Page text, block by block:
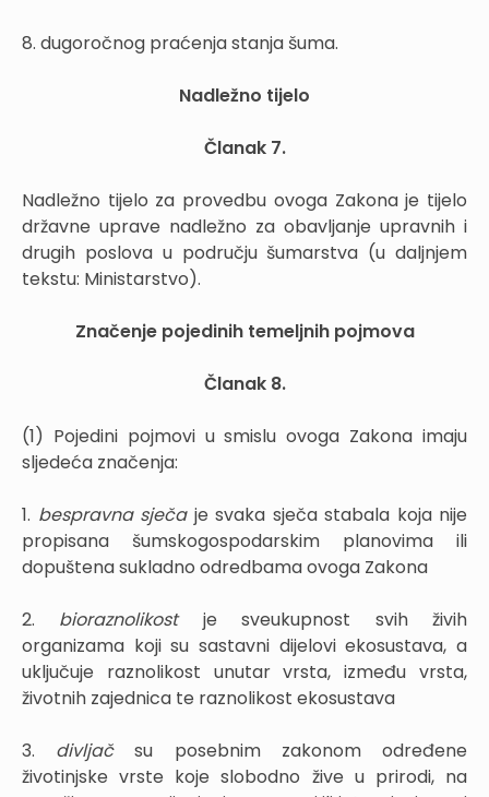
8. dugoročnog praćenja stanja šuma.
Nadležno tijelo
Članak 7.
Nadležno tijelo za provedbu ovoga Zakona je tijelo
državne uprave nadležno za obavljanje upravnih i
drugih poslova u području šumarstva (u daljnjem
tekstu: Ministarstvo).
Značenje pojedinih temeljnih pojmova
Članak 8.
(1) Pojedini pojmovi u smislu ovoga Zakona imaju
sljedeća značenja:
1. bespravna sječa je svaka sječa stabala koja nije
propisana šumskogospodarskim planovima ili
dopuštena sukladno odredbama ovoga Zakona
2. bioraznolikost je sveukupnost svih živih
organizama koji su sastavni dijelovi ekosustava, a
uključuje raznolikost unutar vrsta, između vrsta,
životnih zajednica te raznolikost ekosustava
3. divljačsu posebnim zakonom određene
životinjske vrste koje slobodno žive u prirodi, na